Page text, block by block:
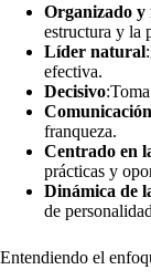
Organizado y
estructura y la
Líder natural
efectiva.
Decisivo
franqueza.
Centrado en
prácticas y
Dinámica de
de
Entendiendo el